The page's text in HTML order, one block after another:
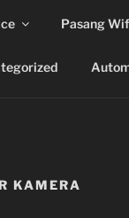
Pasang
KAMERA